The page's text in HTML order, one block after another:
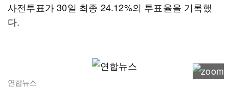
사전투표가 30일 최종 24.12%의 투표율을 기록했
다.
연합뉴스